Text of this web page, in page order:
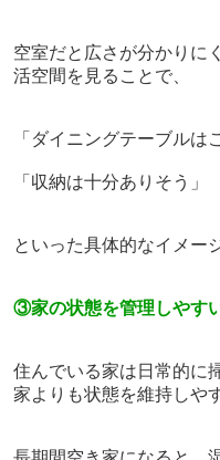
空室だと広さが分かりに
活空間を見ることで、
「ダイニングテーブルは
「収納は十分ありそう」
といった具体的なイメー
③家の状態を管理しやす
住んでいる家は日常的に
家よりも状態を維持しや